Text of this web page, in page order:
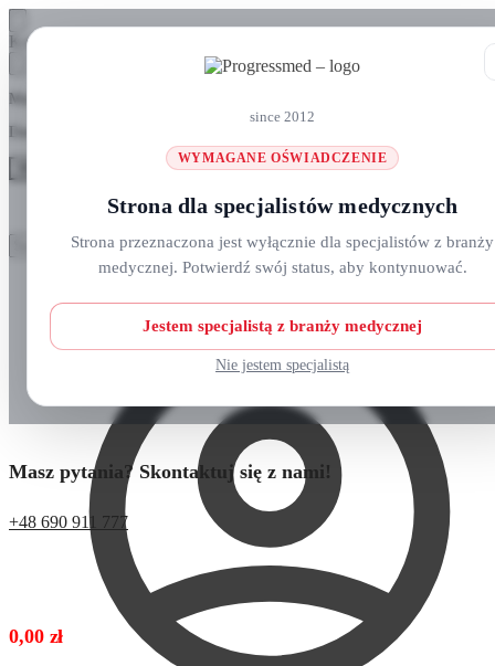
since 2012
WYMAGANE OŚWIADCZENIE
Strona dla specjalistów medycznych
Strona przeznaczona jest wyłącznie dla specjalistów z branży
medycznej. Potwierdź swój status, aby kontynuować.
Jestem specjalistą z branży medycznej
Nie jestem specjalistą
Skip
navigation
Skip
content
Koszyk
Masz pytania? Zadzwoń do nas: +48 690 911 777
Szukaj
Szukaj
O nas
Kursy i wydarzenia
Masz pytania? Skontaktuj się z nami!
+48 690 911 777
0,00 zł